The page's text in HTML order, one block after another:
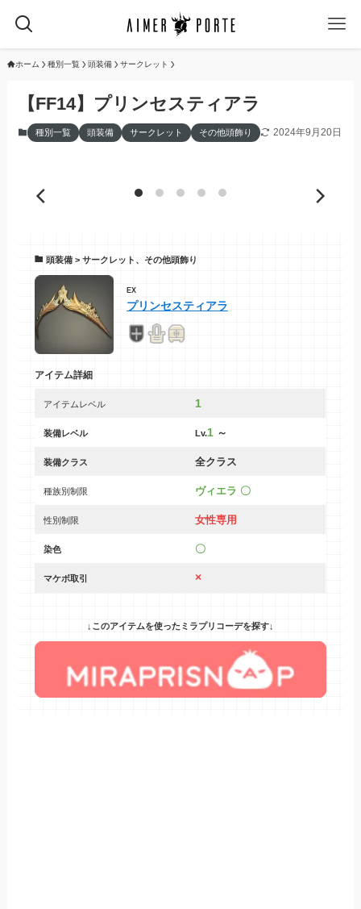
ホーム 種別一覧 頭装備 サークレット
【FF14】プリンセスティアラ
種別一覧 頭装備 サークレット その他頭飾り 2024年9月20日
頭装備 > サークレット、その他頭飾り
EX
プリンセスティアラ
アイテム詳細
アイテムレベル 1
装備レベル Lv.1～
装備クラス 全クラス
種族別制限 ヴィエラ 〇
性別制限 女性専用
染色 〇
マケボ取引 ×
↓このアイテムを使ったミラプリコーデを探す↓